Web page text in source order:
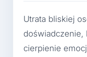
Utrata bliskiej
doświadczenie,
cierpienie